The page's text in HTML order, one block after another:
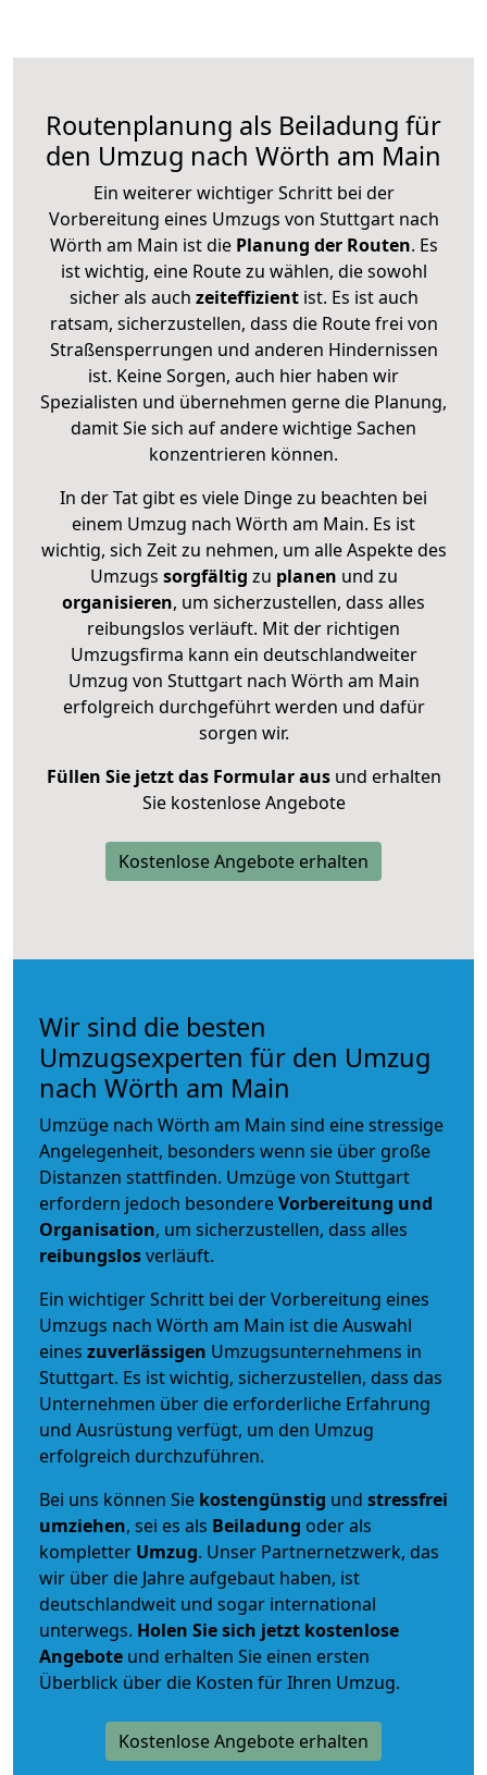
Routenplanung als Beiladung für
den Umzug nach Wörth am Main
Ein weiterer wichtiger Schritt bei der
Vorbereitung eines Umzugs von Stuttgart nach
Wörth am Main ist diePlanung der Routen. Es
ist wichtig, eine Route zu wählen, die sowohl
sicher als auch zeiteffizientist. Es ist auch
ratsam, sicherzustellen, dass die Route frei von
Straßensperrungen und anderen Hindernissen
ist. Keine Sorgen, auch hier haben wir
Spezialisten und übernehmen gerne die Planung,
damit Sie sich auf andere wichtige Sachen
konzentrieren können.
In der Tat gibt es viele Dinge zu beachten bei
einem Umzug nach Wörth am Main. Es ist
wichtig, sich Zeit zu nehmen, um alle Aspekte des
Umzugs sorgfältig zu planen und zu
organisieren, um sicherzustellen, dass alles
reibungslos verläuft. Mit der richtigen
Umzugsfirma kann ein deutschlandweiter
Umzug von Stuttgart nach Wörth am Main
erfolgreich durchgeführt werden und dafür
sorgen wir.
Füllen Sie jetzt das Formular ausund erhalten
Sie kostenlose Angebote
Kostenlose Angebote erhalten
Wir sind die besten
Umzugsexperten für den Umzug
nach Wörth am Main
Umzüge nach Wörth am Main sind eine stressige
Angelegenheit, besonders wenn sie über große
Distanzen stattfinden. Umzüge von Stuttgart
erfordern jedoch besondereVorbereitung und
Organisation, um sicherzustellen, dass alles
reibungslosverläuft.
Ein wichtiger Schritt bei der Vorbereitung eines
Umzugs nach Wörth am Main ist die Auswahl
eines zuverlässigen Umzugsunternehmens in
Stuttgart. Es ist wichtig, sicherzustellen, dass das
Unternehmen über die erforderliche Erfahrung
und Ausrüstung verfügt, um den Umzug
erfolgreich durchzuführen.
Bei uns können Sie kostengünstig und stressfrei
umziehen, sei es als Beiladung oder als
kompletter Umzug. Unser Partnernetzwerk, das
wir über die Jahre aufgebaut haben, ist
deutschlandweit und sogar international
unterwegs. Holen Sie sich jetzt kostenlose
Angebote und erhalten Sie einen ersten
Überblick über die Kosten für Ihren Umzug.
Kostenlose Angebote erhalten